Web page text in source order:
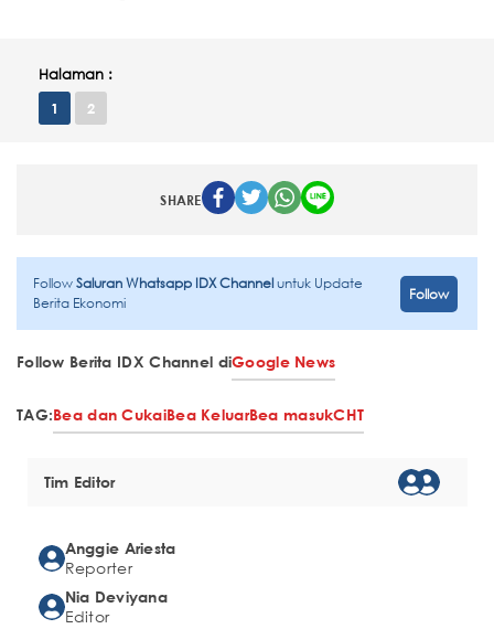
Halaman :
1 2
SHARE
FollowSaluran Whatsapp IDX Channeluntuk Update
Berita Ekonomi
Follow
Follow Berita IDX Channel diGoogle News
TAG:Bea dan CukaiBea KeluarBea masukCHT
Tim Editor
Anggie Ariesta
Reporter
Nia Deviyana
Editor